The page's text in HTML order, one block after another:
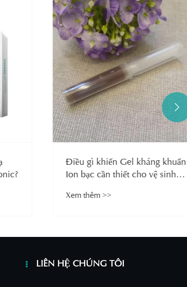
Điều gì khiến Gel kháng khuẩn
Ion bạc cần thiết cho vệ sinh
Xem thêm >>

LIÊN HỆ CHÚNG TÔI